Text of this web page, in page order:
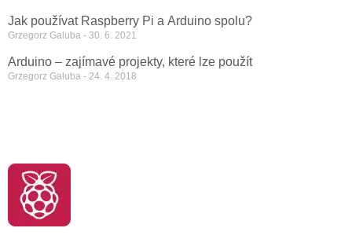
Jak používat Raspberry Pi a Arduino spolu?
Grzegorz Galuba 30. 6. 2021
Arduino – zajímavé projekty, které lze použít
Grzegorz Galuba 24. 4. 2018